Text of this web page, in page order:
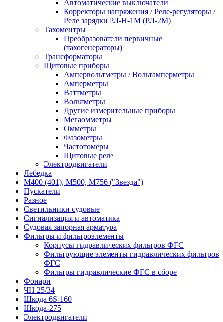
Автоматические выключатели
Корректоры напряжения / Реле-регуляторы /
Реле зарядки РЛ-Н-1М (РЛ-2М)
Тахоментры
Преобразователи первичные
(тахогенераторы)
Трансформаторы
Щитовые приборы
Ампервольтметры / Вольтамперметры
Амперметры
Ваттметры
Вольтметры
Другие измерительные приборы
Мегаомметры
Омметры
Фазометры
Частотомеры
Щитовые реле
Электродвигатели
Лебедка
М400 (401), М500, М756 ("Звезда")
Пускатели
Разное
Светильники судовые
Сигнализация и автоматика
Судовая запорная арматура
Фильтры и фильтроэлементы
Корпусы гидравлических фильтров ФГС
Фильтрующие элементы гидравлических фильтров
ФГС
Фильтры гидравлические ФГС в сборе
Фонари
ЧН 25/34
Шкода 6S-160
Шкода-275
Электродвигатели